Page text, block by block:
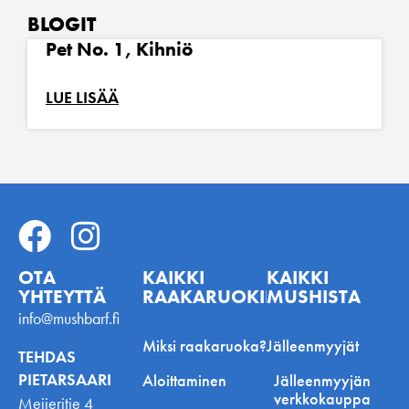
BLOGIT
Pet No. 1, Kihniö
LUE LISÄÄ
OTA
YHTEYTTÄ
info@mushbarf.fi
TEHDAS
PIETARSAARI
Meijeritie 4
KAIKKI
RAAKARUOKINNASTA
Miksi raakaruoka?
Aloittaminen
KAIKKI
MUSHISTA
Jälleenmyyjät
Jälleenmyyjän
verkkokauppa